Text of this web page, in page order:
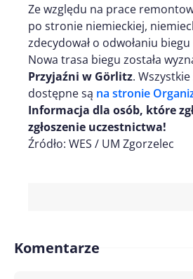
Ze względu na prace
po stronie niemieckiej,
zdecydował o odwołaniu
Nowa trasa biegu została
Przyjaźni w Görlitz.
dostępne są na stronie
Informacja dla osób, które
zgłoszenie uczestnictwa!
Źródło: WES / UM Zgorzelec
Komentarze